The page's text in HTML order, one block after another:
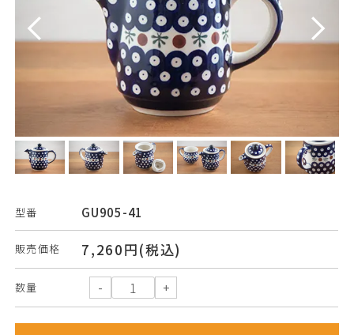
型番 GU905-41
販売価格 7,260円(税込)
数量